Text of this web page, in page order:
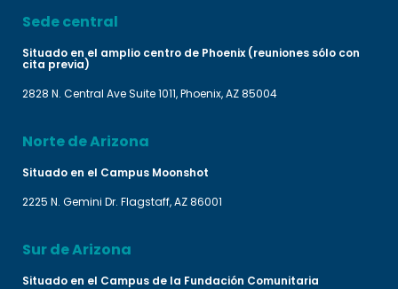
Sede central
Situado en el amplio centro de Phoenix (reuniones sólo con
cita previa)
2828 N. Central Ave Suite 1011, Phoenix, AZ 85004
Norte de Arizona
Situado en el Campus Moonshot
2225 N. Gemini Dr. Flagstaff, AZ 86001
Sur de Arizona
Situado en el Campus de la Fundación Comunitaria